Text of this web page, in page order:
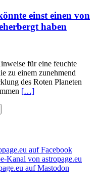
einst einen von
haben
für eine feuchte
zu einem zunehmend
des Roten Planeten
[…]